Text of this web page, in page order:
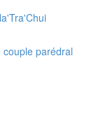
parédral